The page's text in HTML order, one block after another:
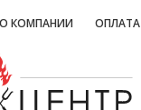
О КОМПАНИИ ОПЛАТА